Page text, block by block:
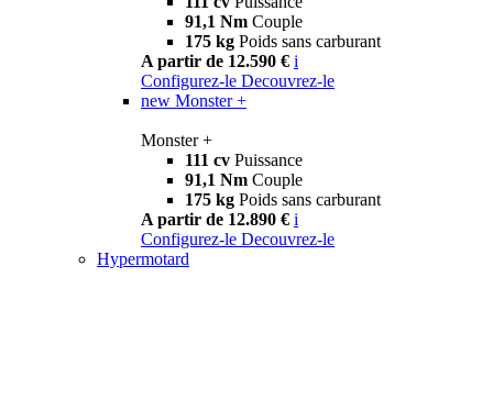
91,1 Nm Couple
175 kg Poids sans carburant
A partir de 12.590 € i
Configurez-le Decouvrez-le
new Monster +
Monster +
111 cv Puissance
91,1 Nm Couple
175 kg Poids sans carburant
A partir de 12.890 € i
Configurez-le Decouvrez-le
Hypermotard